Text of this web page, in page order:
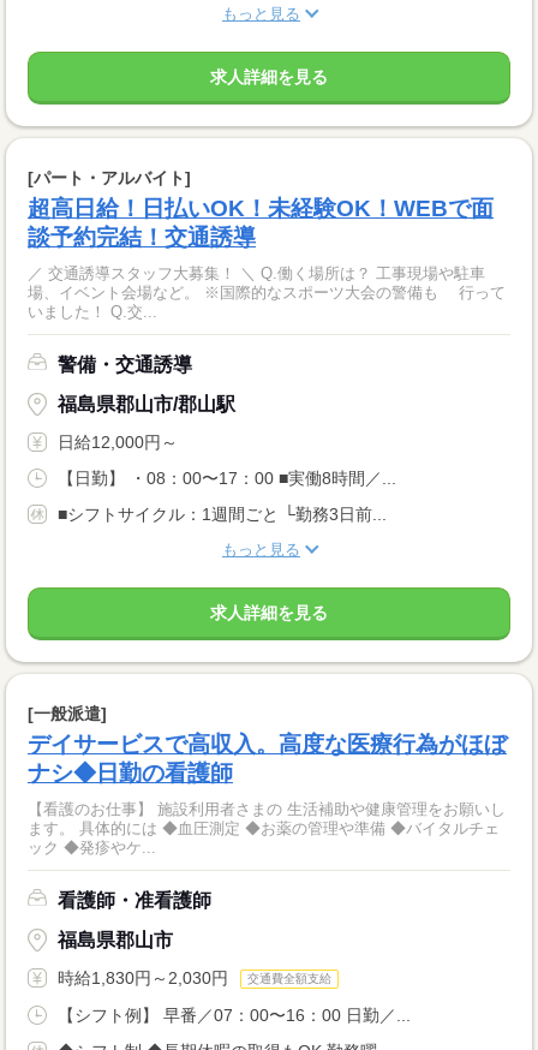
もっと見る
求人詳細を見る
[パート・アルバイト]
超高日給！日払いOK！未経験OK！WEBで面
談予約完結！交通誘導
／ 交通誘導スタッフ大募集！ ＼ Q.働く場所は？ 工事現場や駐車
場、イベント会場など。 ※国際的なスポーツ大会の警備も 行って
いました！ Q.交...
警備・交通誘導
福島県郡山市/郡山駅
日給12,000円～
【日勤】 ・08：00〜17：00 ■実働8時間／...
■シフトサイクル：1週間ごと └勤務3日前...
もっと見る
求人詳細を見る
[一般派遣]
デイサービスで高収入。高度な医療行為がほぼ
ナシ◆日勤の看護師
【看護のお仕事】 施設利用者さまの 生活補助や健康管理をお願いし
ます。 具体的には ◆血圧測定 ◆お薬の管理や準備 ◆バイタルチェ
ック ◆発疹やケ...
看護師・准看護師
福島県郡山市
時給1,830円～2,030円 交通費全額支給
【シフト例】 早番／07：00〜16：00 日勤／...